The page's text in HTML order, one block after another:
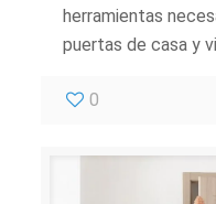
herramientas
puertas de casa y
0